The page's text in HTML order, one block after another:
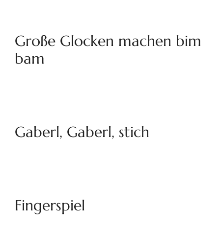
Große Glocken machen bim
bam
Gaberl, Gaberl, stich
Fingerspiel